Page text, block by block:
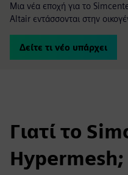
Μια νέα εποχή για το
Altair εντάσσονται στην
Δείτε τι νέο υπάρχει
Γιατί το
Hypermesh;